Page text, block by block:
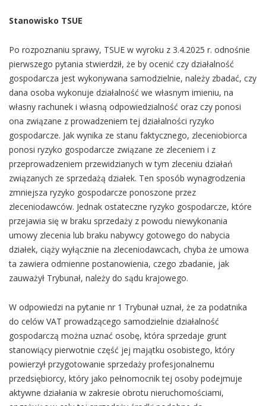
Stanowisko TSUE
Po rozpoznaniu sprawy, TSUE w wyroku z 3.4.2025 r. odnośnie
pierwszego pytania stwierdził, że by ocenić czy działalność
gospodarcza jest wykonywana samodzielnie, należy zbadać, czy
dana osoba wykonuje działalność we własnym imieniu, na
własny rachunek i własną odpowiedzialność oraz czy ponosi
ona związane z prowadzeniem tej działalności ryzyko
gospodarcze. Jak wynika ze stanu faktycznego, zleceniobiorca
ponosi ryzyko gospodarcze związane ze zleceniem i z
przeprowadzeniem przewidzianych w tym zleceniu działań
związanych ze sprzedażą działek. Ten sposób wynagrodzenia
zmniejsza ryzyko gospodarcze ponoszone przez
zleceniodawców. Jednak ostateczne ryzyko gospodarcze, które
przejawia się w braku sprzedaży z powodu niewykonania
umowy zlecenia lub braku nabywcy gotowego do nabycia
działek, ciąży wyłącznie na zleceniodawcach, chyba że umowa
ta zawiera odmienne postanowienia, czego zbadanie, jak
zauważył Trybunał, należy do sądu krajowego.
W odpowiedzi na pytanie nr 1 Trybunał uznał, że za podatnika
do celów VAT prowadzącego samodzielnie działalność
gospodarczą można uznać osobę, która sprzedaje grunt
stanowiący pierwotnie część jej majątku osobistego, który
powierzył przygotowanie sprzedaży profesjonalnemu
przedsiębiorcy, który jako pełnomocnik tej osoby podejmuje
aktywne działania w zakresie obrotu nieruchomościami,